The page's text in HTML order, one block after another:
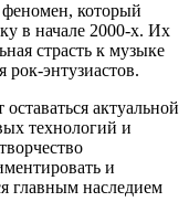
феномен, который
в начале 2000-х. Их
страсть к музыке
энтузиастов.
актуальной
технологий и
и
главным наследием